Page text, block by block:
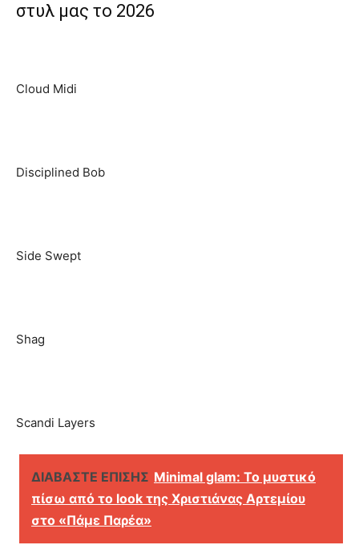
στυλ μας το 2026
Cloud Midi
Disciplined Bob
Side Swept
Shag
Scandi Layers
ΔΙΑΒΑΣΤΕ ΕΠΙΣΗΣ Minimal glam: Το μυστικό
πίσω από το look της Χριστιάνας Αρτεμίου
στο «Πάμε Παρέα»